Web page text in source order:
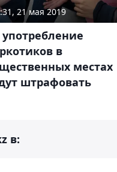
21 мая 2019
употребление
в
местах
штрафовать
в: